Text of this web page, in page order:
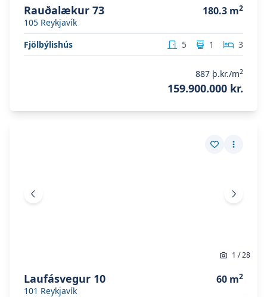
Rauðalækur 73
105 Reykjavík
180.3 m2
Fjölbýlishús 5 1 3
887 þ.kr./m2
159.900.000 kr.
Vista eign
Fleiri
Fyrri mynd Næsta
1 /28
Laufásvegur 10
101 Reykjavík
60 m2